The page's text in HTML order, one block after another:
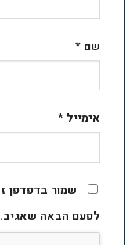
שם *
אימייל *
שמור בדפדפן
לפעם הבאה שאגיב.